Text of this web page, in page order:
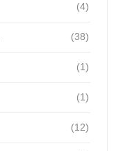
(4)
(38)
(1)
(1)
(12)